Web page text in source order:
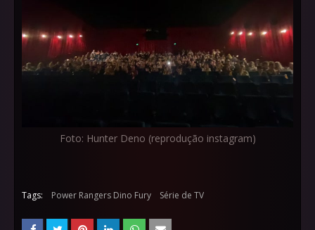
Foto: Hunter Deno (reprodução instagram)
Tags: Power Rangers Dino Fury Série de TV